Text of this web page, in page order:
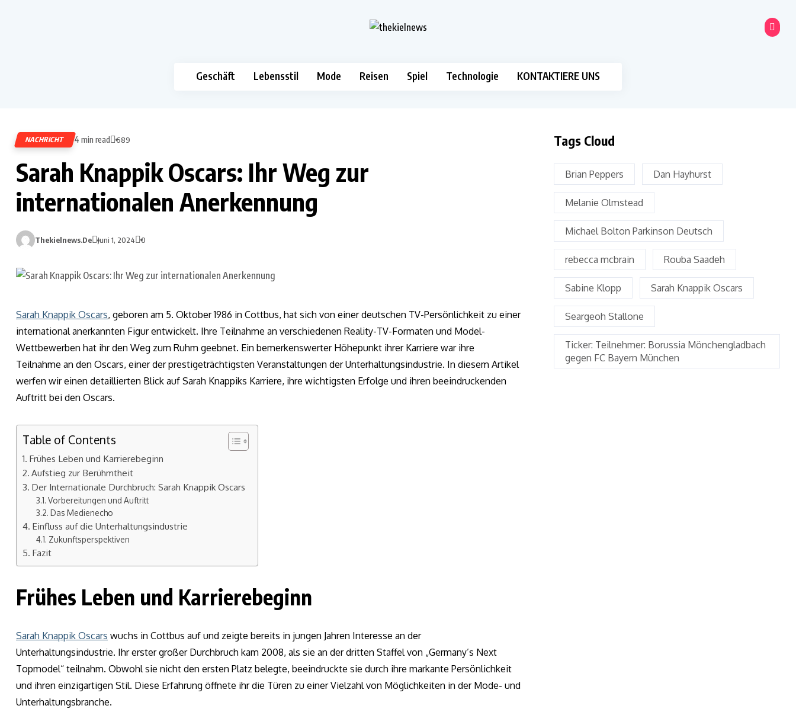
Geschäft Lebensstil Mode Reisen Spiel Technologie KONTAKTIERE UNS
NACHRICHT 4 min read 689
Sarah Knappik Oscars: Ihr Weg zur
internationalen Anerkennung
Thekielnews.de Juni 1, 2024 0
Sarah Knappik Oscars, geboren am 5. Oktober 1986 in Cottbus, hat sich von einer deutschen TV-Persönlichkeit zu einer
international anerkannten Figur entwickelt. Ihre Teilnahme an verschiedenen Reality-TV-Formaten und Model-
Wettbewerben hat ihr den Weg zum Ruhm geebnet. Ein bemerkenswerter Höhepunkt ihrer Karriere war ihre
Teilnahme an den Oscars, einer der prestigeträchtigsten Veranstaltungen der Unterhaltungsindustrie. In diesem Artikel
werfen wir einen detaillierten Blick auf Sarah Knappiks Karriere, ihre wichtigsten Erfolge und ihren beeindruckenden
Auftritt bei den Oscars.
Table of Contents
Frühes Leben und Karrierebeginn
Aufstieg zur Berühmtheit
Der Internationale Durchbruch: Sarah Knappik Oscars
Vorbereitungen und Auftritt
Das Medienecho
Einfluss auf die Unterhaltungsindustrie
Zukunftsperspektiven
Fazit
Frühes Leben und Karrierebeginn
Sarah Knappik Oscars wuchs in Cottbus auf und zeigte bereits in jungen Jahren Interesse an der
Unterhaltungsindustrie. Ihr erster großer Durchbruch kam 2008, als sie an der dritten Staffel von „Germany’s Next
Topmodel“ teilnahm. Obwohl sie nicht den ersten Platz belegte, beeindruckte sie durch ihre markante Persönlichkeit
und ihren einzigartigen Stil. Diese Erfahrung öffnete ihr die Türen zu einer Vielzahl von Möglichkeiten in der Mode- und
Unterhaltungsbranche.
Tags Cloud
Brian Peppers Dan Hayhurst
Melanie Olmstead
Michael Bolton Parkinson Deutsch
rebecca mcbrain Rouba Saadeh
Sabine Klopp Sarah Knappik Oscars
Seargeoh Stallone
Ticker: Teilnehmer: Borussia Mönchengladbach
gegen FC Bayern München